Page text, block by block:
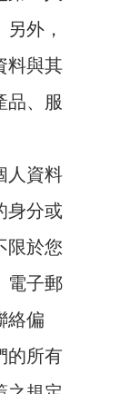
外，
料與其
品、服
人資料
身分或
限於您
電子郵
絡偏
的所有